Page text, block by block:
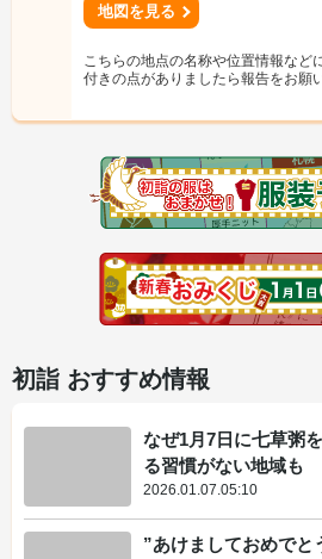
地図を見る
こちらの地点の名称や位置情報など
付きの点がありましたら報告をお願
初詣 おすすめ情報
なぜ1月7日に七草粥
る習慣がない地域も
2026.01.07.05:10
”あけましておめでと